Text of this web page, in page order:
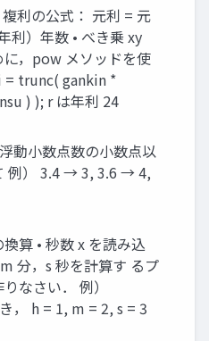
利の公式： 元利 = 元
利）年数 • べき乗 xy
に，pow メソッドを使
= trunc( gankin *
) ); r は年利 24
動小数点数の小数点以
例） 3.4 → 3, 3.6 → 4,
算 • 秒数 x を読み込
分，s 秒を計算す るプ
なさい． 例）
， h = 1, m = 2, s = 3